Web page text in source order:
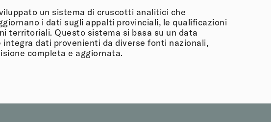
un sistema di cruscotti analitici che
i dati sugli appalti provinciali, le qualificazioni
territoriali. Questo sistema si basa su un data
integra dati provenienti da diverse fonti nazionali,
completa e aggiornata.